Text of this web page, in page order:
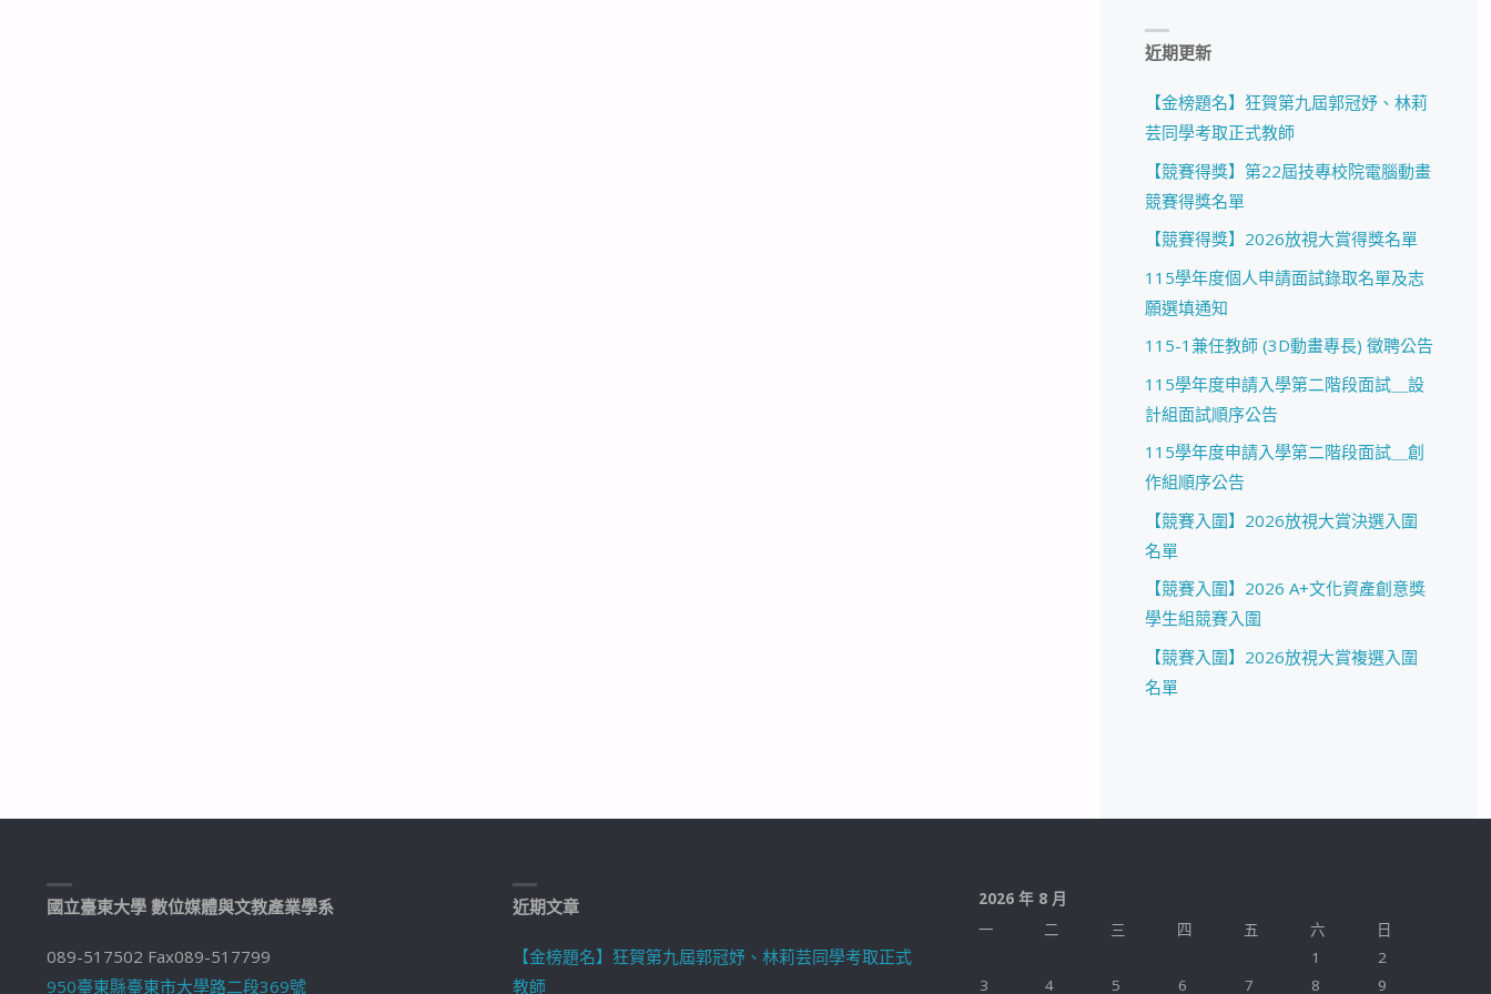
近期更新
【金榜題名】狂賀第九屆郭冠妤、林莉
芸同學考取正式教師
【競賽得獎】第22屆技專校院電腦動畫
競賽得獎名單
【競賽得獎】2026放視大賞得獎名單
115學年度個人申請面試錄取名單及志
願選填通知
115-1兼任教師 (3D動畫專長) 徵聘公告
115學年度申請入學第二階段面試＿設
計組面試順序公告
115學年度申請入學第二階段面試＿創
作組順序公告
【競賽入圍】2026放視大賞決選入圍
名單
【競賽入圍】2026 A+文化資產創意獎
學生組競賽入圍
【競賽入圍】2026放視大賞複選入圍
名單
國立臺東大學 數位媒體與文教產業學系
089-517502 Fax089-517799
950臺東縣臺東市大學路二段369號
近期文章
【金榜題名】狂賀第九屆郭冠妤、林莉芸同學考取正式
教師
2026 年 8 月
一
二 三 四 五 六
日
1
2
3
4 5 6 7 8 9